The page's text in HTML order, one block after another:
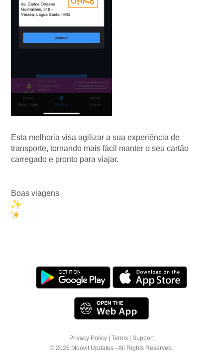
Esta melhoria visa agilizar a sua experiência de
transporte, tornando mais fácil manter o seu cartão
carregado e pronto para viajar.
Boas viagens
Privacy Policy Terms
Support
© 2026 Moovit Updates - All Rights Reserved.